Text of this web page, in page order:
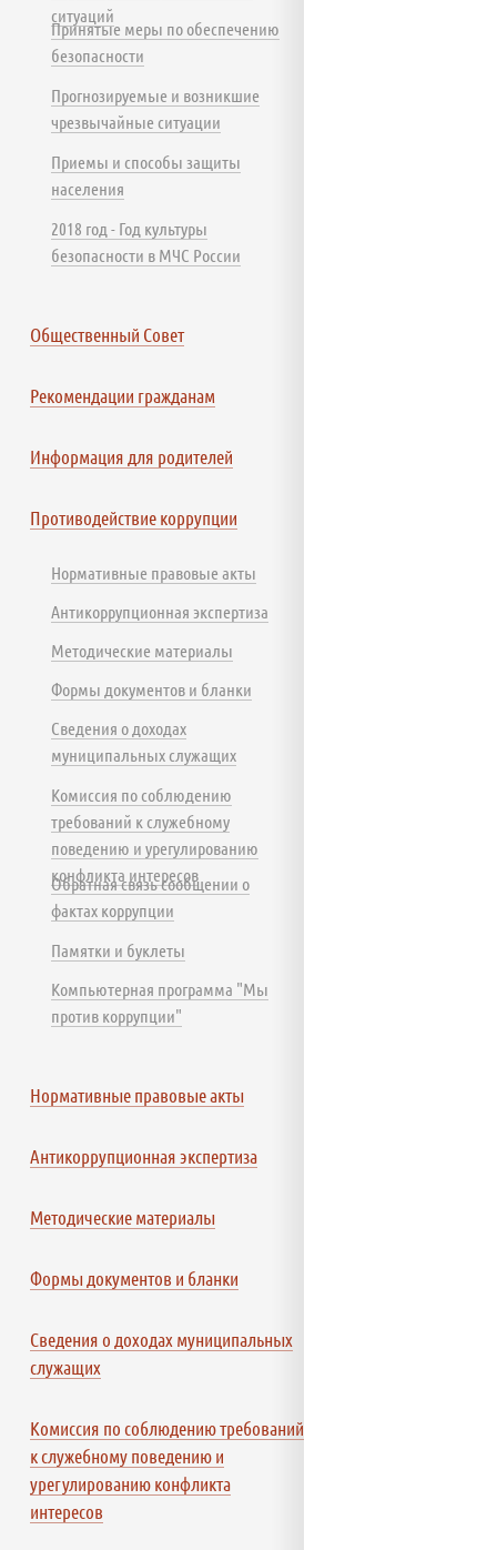
ситуаций
Принятые меры по обеспечению
безопасности
Прогнозируемые и возникшие
чрезвычайные ситуации
Приемы и способы защиты
населения
2018 год - Год культуры
безопасности в МЧС России
Общественный Совет
Рекомендации гражданам
Информация для родителей
Противодействие коррупции
Нормативные правовые акты
Антикоррупционная экспертиза
Методические материалы
Формы документов и бланки
Сведения о доходах
муниципальных служащих
Комиссия по соблюдению
требований к служебному
поведению и урегулированию
конфликта интересов
Обратная связь сообщении о
фактах коррупции
Памятки и буклеты
Компьютерная программа "Мы
против коррупции"
Нормативные правовые акты
Антикоррупционная экспертиза
Методические материалы
Формы документов и бланки
Сведения о доходах муниципальных
служащих
Комиссия по соблюдению требований
к служебному поведению и
урегулированию конфликта
интересов